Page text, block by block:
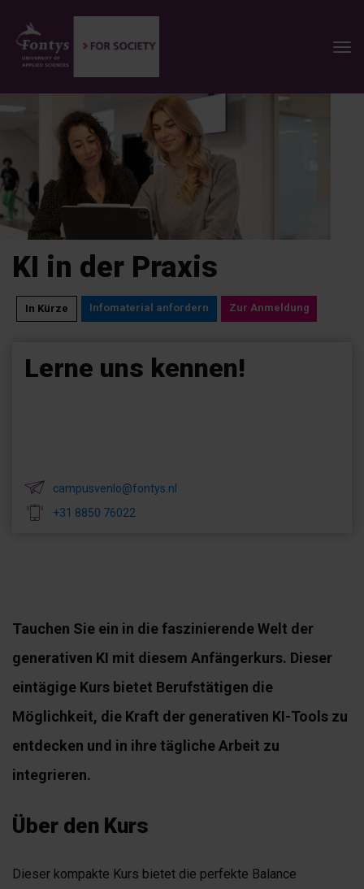
KI in der Praxis
In Kürze Infomaterial anfordern Zur Anmeldung
Lerne uns kennen!
campusvenlo@fontys.nl
+31 8850 76022
Tauchen Sie ein in die faszinierende Welt der
generativen KI mit diesem Anfängerkurs. Dieser
eintägige Kurs bietet Berufstätigen die
Möglichkeit, die Kraft der generativen KI-Tools zu
entdecken und in ihre tägliche Arbeit zu
integrieren.
Über den Kurs
Dieser kompakte Kurs bietet die perfekte Balance